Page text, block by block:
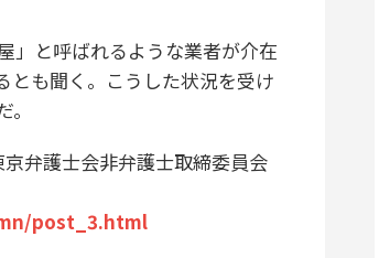
」と呼ばれるような業者が介在
とも聞く。こうした状況を受け
京弁護士会非弁護士取締委員会
post_3.html